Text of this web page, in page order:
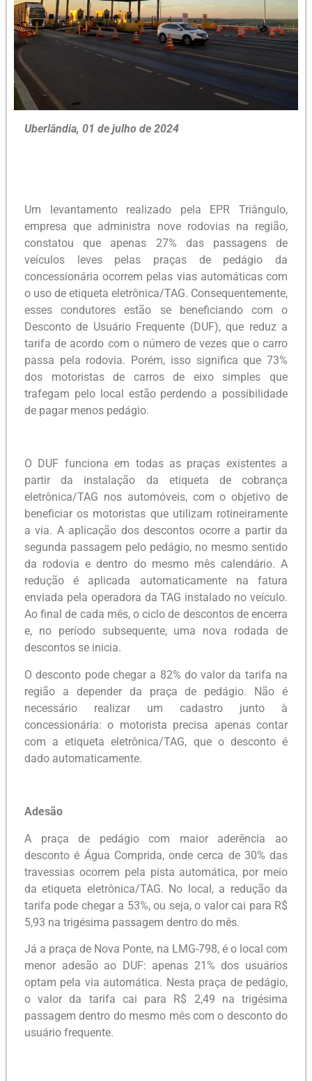
Uberlândia, 01 de julho de 2024
Um levantamento realizado pela EPR Triângulo,
empresa que administra nove rodovias na região,
constatou que apenas 27% das passagens de
veículos leves pelas praças de pedágio da
concessionária ocorrem pelas vias automáticas com
o uso de etiqueta eletrônica/TAG. Consequentemente,
esses condutores estão se beneficiando com o
Desconto de Usuário Frequente (DUF), que reduz a
tarifa de acordo com o número de vezes que o carro
passa pela rodovia. Porém, isso significa que 73%
dos motoristas de carros de eixo simples que
trafegam pelo local estão perdendo a possibilidade
de pagar menos pedágio.
O DUF funciona em todas as praças existentes a
partir da instalação da etiqueta de cobrança
eletrônica/TAG nos automóveis, com o objetivo de
beneficiar os motoristas que utilizam rotineiramente
a via. A aplicação dos descontos ocorre a partir da
segunda passagem pelo pedágio, no mesmo sentido
da rodovia e dentro do mesmo mês calendário. A
redução é aplicada automaticamente na fatura
enviada pela operadora da TAG instalado no veículo.
Ao final de cada mês, o ciclo de descontos de encerra
e, no período subsequente, uma nova rodada de
descontos se inicia.
O desconto pode chegar a 82% do valor da tarifa na
região a depender da praça de pedágio. Não é
necessário realizar um cadastro junto à
concessionária: o motorista precisa apenas contar
com a etiqueta eletrônica/TAG, que o desconto é
dado automaticamente.
Adesão
A praça de pedágio com maior aderência ao
desconto é Água Comprida, onde cerca de 30% das
travessias ocorrem pela pista automática, por meio
da etiqueta eletrônica/TAG. No local, a redução da
tarifa pode chegar a 53%, ou seja, o valor cai para R$
5,93 na trigésima passagem dentro do mês.
Já a praça de Nova Ponte, na LMG-798, é o local com
menor adesão ao DUF: apenas 21% dos usuários
optam pela via automática. Nesta praça de pedágio,
o valor da tarifa cai para R$ 2,49 na trigésima
passagem dentro do mesmo mês com o desconto do
usuário frequente.